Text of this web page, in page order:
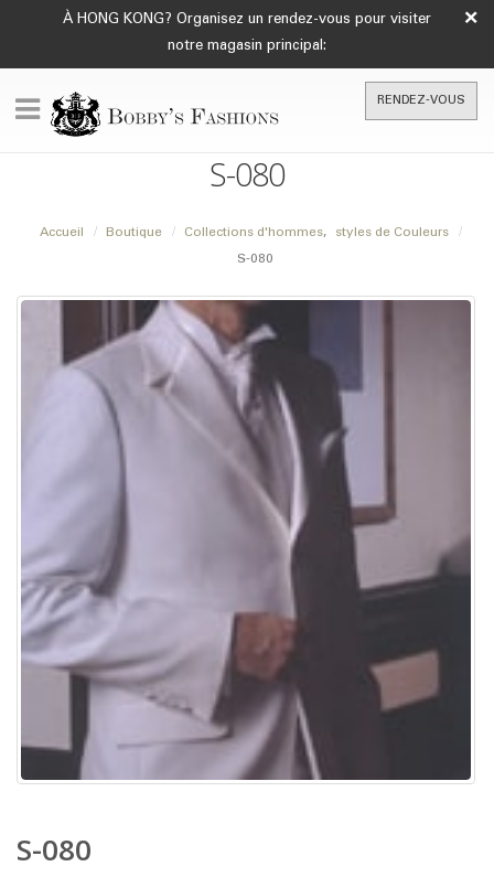
À HONG KONG? Organisez un rendez-vous pour visiter
notre magasin principal:
×
RENDEZ-VOUS
S-080
Accueil Boutique Collections d'hommes, styles de Couleurs
S-080
S-080